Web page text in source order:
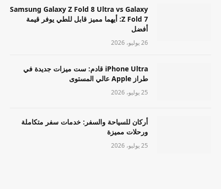
Samsung Galaxy Z Fold 8 Ultra vs Galaxy
Z Fold 7: أيهما مميز قابل للطي يوفر قيمة
أفضل
26 يوليو، 2026
iPhone Ultra قادم: ست ميزات جديدة في
طراز Apple عالي المستوى
25 يوليو، 2026
أركان للسياحة والسفر: خدمات سفر متكاملة
ورحلات مميزة
25 يوليو، 2026